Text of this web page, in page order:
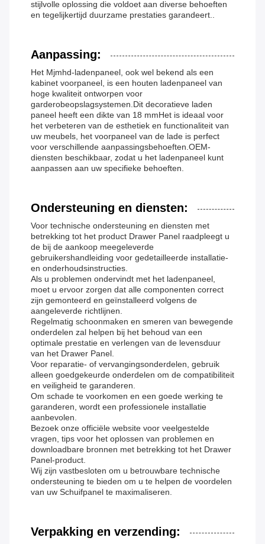
stijlvolle oplossing die voldoet aan diverse behoeften
en tegelijkertijd duurzame prestaties garandeert..
Aanpassing:
Het Mjmhd-ladenpaneel, ook wel bekend als een
kabinet voorpaneel, is een houten ladenpaneel van
hoge kwaliteit ontworpen voor
garderobeopslagsystemen.Dit decoratieve laden
paneel heeft een dikte van 18 mmHet is ideaal voor
het verbeteren van de esthetiek en functionaliteit van
uw meubels, het voorpaneel van de lade is perfect
voor verschillende aanpassingsbehoeften.OEM-
diensten beschikbaar, zodat u het ladenpaneel kunt
aanpassen aan uw specifieke behoeften.
Ondersteuning en diensten:
Voor technische ondersteuning en diensten met
betrekking tot het product Drawer Panel raadpleegt u
de bij de aankoop meegeleverde
gebruikershandleiding voor gedetailleerde installatie-
en onderhoudsinstructies.
Als u problemen ondervindt met het ladenpaneel,
moet u ervoor zorgen dat alle componenten correct
zijn gemonteerd en geïnstalleerd volgens de
aangeleverde richtlijnen.
Regelmatig schoonmaken en smeren van bewegende
onderdelen zal helpen bij het behoud van een
optimale prestatie en verlengen van de levensduur
van het Drawer Panel.
Voor reparatie- of vervangingsonderdelen, gebruik
alleen goedgekeurde onderdelen om de compatibiliteit
en veiligheid te garanderen.
Om schade te voorkomen en een goede werking te
garanderen, wordt een professionele installatie
aanbevolen.
Bezoek onze officiële website voor veelgestelde
vragen, tips voor het oplossen van problemen en
downloadbare bronnen met betrekking tot het Drawer
Panel-product.
Wij zijn vastbesloten om u betrouwbare technische
ondersteuning te bieden om u te helpen de voordelen
van uw Schuifpanel te maximaliseren.
Verpakking en verzending: